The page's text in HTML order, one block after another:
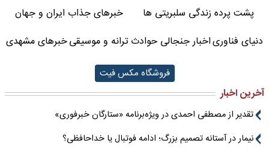
پشت پرده زندگی سلبریتی ها
خبرهای جذاب ایران و جهان
دنیای فناوریاخبار جنجالی حوادثترانه و موسیقیخبرهای مشهدی
فروشگاه مکس فیت
آخرین اخبار
تقدیر از مصطفی احمدی در ویژه‌برنامه «ستارگان خبرفوری»
نیمار در آستانه تصمیم بزرگ؛ ادامه فوتبال یا خداحافظی؟